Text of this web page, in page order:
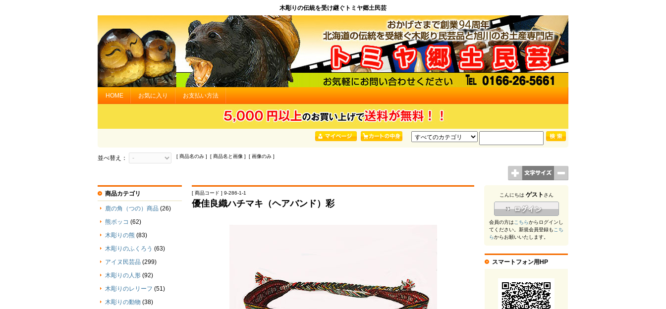
木彫りの伝統を受け継ぐトミヤ郷土民芸
HOME お気に入り お支払い方法
並べ替え： [ 商品名のみ ] [ 商品名と画像 ] [ 画像のみ ]
[ 商品コード ] 9-286-1-1
優佳良織ハチマキ（ヘアバンド）彩
商品カテゴリ
鹿の角（つの）商品 (26)
熊ボッコ (62)
木彫りの熊 (83)
木彫りのふくろう (63)
アイヌ民芸品 (299)
木彫りの人形 (92)
木彫りのレリーフ (51)
木彫りの動物 (38)
こんにちは ゲスト さん
会員の方はこちらからログインし
てください。新規会員登録もこち
らからお願いいたします。
スマートフォン用HP